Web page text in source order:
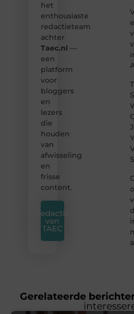
het
enthousiaste
redactieteam
achter
Taec.nl —
een
platform
voor
bloggers
en
lezers
die
houden
van
afwisseling
en
frisse
content.
Redactie
van
TAEC
Gerelateerde